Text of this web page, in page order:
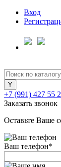
Вход
+7 (991) 427 55
Заказать звонок
Оставьте Ваше
Ваш телефон*